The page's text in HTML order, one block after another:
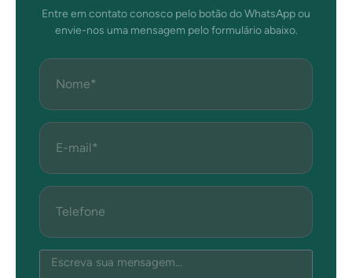
Entre em contato conosco pelo botão do WhatsApp ou
envie-nos uma mensagem pelo formulário abaixo.